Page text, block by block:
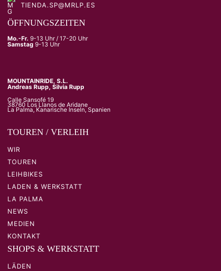
TIENDA.SP@MRLP.ES
ÖFFNUNGSZEITEN
Mo.-Fr. 9-13 Uhr / 17-20 Uhr
Samstag 9-13 Uhr
MOUNTAINRIDE, S.L.
Andreas Rupp, Silvia Rupp
Calle Sansofé 19
38760 Los Llanos de Aridane
La Palma, Kanarische Inseln, Spanien
TOUREN / VERLEIH
WIR
TOUREN
LEIHBIKES
LADEN & WERKSTATT
LA PALMA
NEWS
MEDIEN
KONTAKT
SHOPS & WERKSTATT
LÄDEN